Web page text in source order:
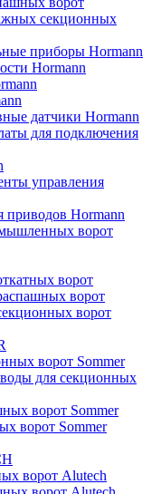
секционных
приборы Hormann
Hormann
датчики Hormann
для подключения
управления
приводов Hormann
ворот
ворот
ворот
ворот
ворот Sommer
для секционных
ворот Sommer
ворот Sommer
ворот Alutech